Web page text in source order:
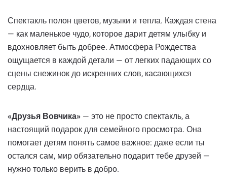
Спектакль полон цветов, музыки и тепла. Каждая стена
— как маленькое чудо, которое дарит детям улыбку и
вдохновляет быть добрее. Атмосфера Рождества
ощущается в каждой детали — от легких падающих со
сцены снежинок до искренних слов, касающихся
сердца.
«Друзья Вовчика» — это не просто спектакль, а
настоящий подарок для семейного просмотра. Она
помогает детям понять самое важное: даже если ты
остался сам, мир обязательно подарит тебе друзей —
нужно только верить в добро.